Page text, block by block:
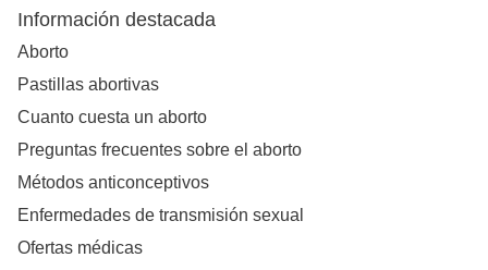
Información destacada
Aborto
Pastillas abortivas
Cuanto cuesta un aborto
Preguntas frecuentes sobre el aborto
Métodos anticonceptivos
Enfermedades de transmisión sexual
Ofertas médicas